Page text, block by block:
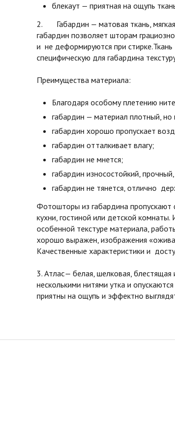
блекаут — приятная на ощупь
2. Габардин — матовая ткань, мягкая
габардин позволяет шторам
и не деформируются при
специфическую для габардина
Преимущества материала:
Благодаря особому плетению
габардин — материал плотный, но
габардин хорошо пропускает
габардин отталкивает влагу;
габардин не мнется;
габардин износостойкий,
габардин не тянется, отлично
Фотошторы из габардина пропускают
кухни, гостиной или детской
особенной текстуре материала,
хорошо выражен, изображения
Качественные характеристики и
3. Атлас— белая, шелковая,
несколькими нитями утка и
приятны на ощупь и эффектно